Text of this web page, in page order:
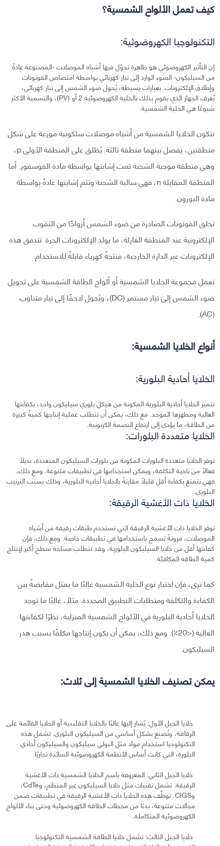
كيف تعمل الألواح الشمسية؟
التكنولوجيا الكهروضوئية:
إن التأثير الكهروضوئي هو ظاهرة تحوّل فيها أشباه الموصلات -المصنوعة عادةً
من السيليكون- الضوء الوارد إلى تيار كهربائي بواسطة امتصاص الفوتونات
وإطلاق الإلكترونات. بعبارات بسيطة، يُحول ضوء الشمس إلى تيار كهربائي،
يُعرف الجهاز الذي يقوم بذلك بالخلية الكهروضوئية 2 أو (PV)، والتسمية الأكثر
شيوعًا هي الخلية الشمسية.
تتكون الخلايا الشمسية من أشباه موصلات سلكونية موزعة على شكل
منطقتين، يفصل بينهما منطقة ثالثة. يُطلق على المنطقة الأولى p،
وهي منطقة موجبة الشحنة تمت إشابتها بواسطة مادة الفوسفور. أما
المنطقة المقابلة n، فهي سالبة الشحنة وتتم إشابتها عادةً بواسطة
مادة البورون.
تخلق الفوتونات الصادرة من ضوء الشمس أزواجًا من الثقوب
الإلكترونية عند المنطقة العازلة، ما يولد الإلكترونات الحرة. تتدفق هذه
الإلكترونات عبر الدارة الخارجية، منتجةً كهرباء قابلةً للاستخدام.
تعمل مجموعة الخلايا الشمسية أو ألواح الطاقة الشمسية على تحويل
ضوء الشمس إلى تيار مستمر (DC)، ويُحول لاحقًا إلى تيار متناوب
(AC).
أنواع الخلايا الشمسية:
الخلايا أحادية البلورية:
تتميز الخلايا أحادية البلورية المكونة من هيكل بلوري سيليكون واحد، بكفاءتها
العالية ومظهرها الموحد. مع ذلك، يمكن أن تتطلب عملية إنتاجها كميةً كبيرة
من الطاقة، ما يؤدي إلى ارتفاع البصمة الكربونية.
الخلايا متعددة البلورات:
توفر الخلايا متعددة البلورات المكونة من بلورات السيليكون المتعددة، بديلًا
فعالًا من ناحية التكلفة، ويمكن استخدامها في تطبيقات متنوعة. ومع ذلك،
فهي تتمتع بكفاءة أقل قليلًا مقارنةً بالخلايا أحادية البلورية، وذلك بسبب الترتيب
البلوري.
الخلايا ذات الأغشية الرقيقة:
توفر الخلايا ذات الأغشية الرقيقة التي تستخدم طبقات رقيقة من أشباه
الموصلات، مرونةً تسمح باستخدامها في تطبيقات خاصة. ومع ذلك، فإن
كفاءتها أقل من خلايا السيليكون البلورية، وقد تتطلب مساحة سطح أكبر لإنتاج
كمية الطاقة المكافئة.
كما نرى، فإن اختيار نوع الخلية الشمسية غالبًا ما يمثل مقايضةً بين
الكفاءة والتكلفة ومتطلبات التطبيق المحددة. مثلًا، غالبًا ما توجد
الخلايا أحادية البلورية في الألواح الشمسية المنزلية، نظرًا لكفاءتها
العالية (<20٪). ومع ذلك، يمكن أن يكون إنتاجها مكلفًا بسبب هدر
السيليكون.
يمكن تصنيف الخلايا الشمسية إلى ثلاث:
خلايا الجيل الأول: يُشار إليها غالبًا بالخلايا التقليدية أو الخلايا القائمة على
الرقاقة، وتُصنع بشكل أساسي من السيليكون البلوري. تشمل هذه
التكنولوجيا استخدام مواد مثل البولي سيليكون والسيليكون أحادي
البلورة، التي كانت أساس الأنظمة الكهروضوئية السائدة تجاريًا.
خلايا الجيل الثاني: المعروفة باسم الخلايا الشمسية ذات الأغشية
الرقيقة. تشمل تقنيات مثل خلايا السيليكون غير المنظم، وCdTe،
وCIGS. توظَّف هذه الخلايا ذات الأغشية الرقيقة في تطبيقات ضمن
مجالات متنوعة، بدءًا من محطات الطاقة الكهروضوئية وحتى بناء الألواح
الكهروضوئية المتكاملة.
خلايا الجيل الثالث: تشمل خلايا الطاقة الشمسية التكنولوجيا